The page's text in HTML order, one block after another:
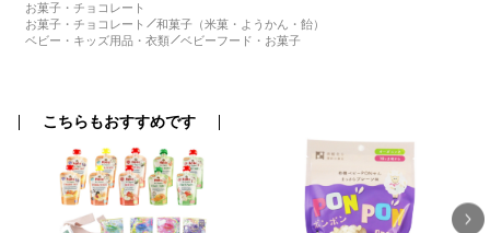
お菓子・チョコレート
お菓子・チョコレート
和菓子（米菓・ようかん・飴）
ベビー・キッズ用品・衣類
ベビーフード・お菓子
こちらもおすすめです